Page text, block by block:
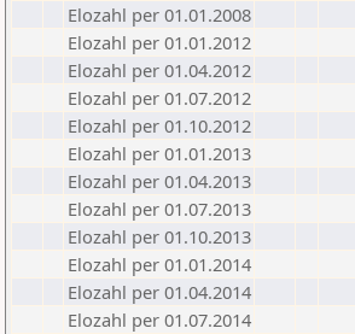
Elozahl per 01.01.2008
Elozahl per 01.01.2012
Elozahl per 01.04.2012
Elozahl per 01.07.2012
Elozahl per 01.10.2012
Elozahl per 01.01.2013
Elozahl per 01.04.2013
Elozahl per 01.07.2013
Elozahl per 01.10.2013
Elozahl per 01.01.2014
Elozahl per 01.04.2014
Elozahl per 01.07.2014